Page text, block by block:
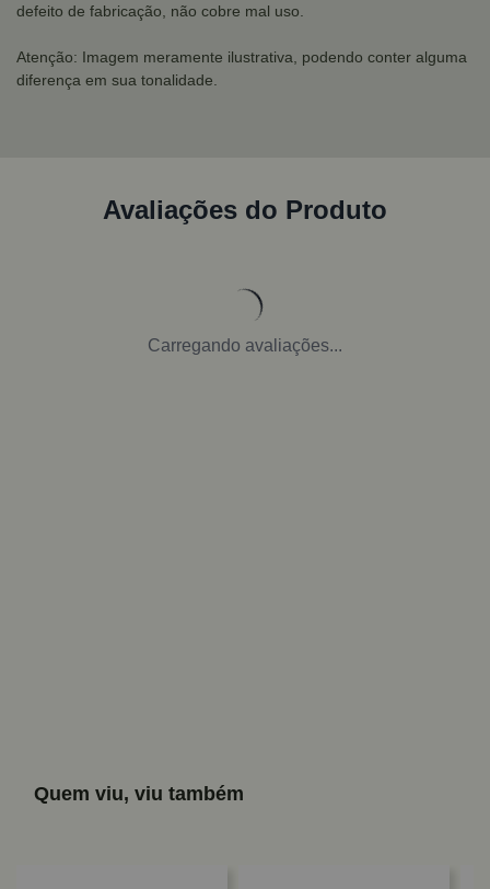
defeito de fabricação, não cobre mal uso.
Atenção: Imagem meramente ilustrativa, podendo conter alguma
diferença em sua tonalidade.
Avaliações do Produto
Carregando avaliações...
Quem viu, viu também